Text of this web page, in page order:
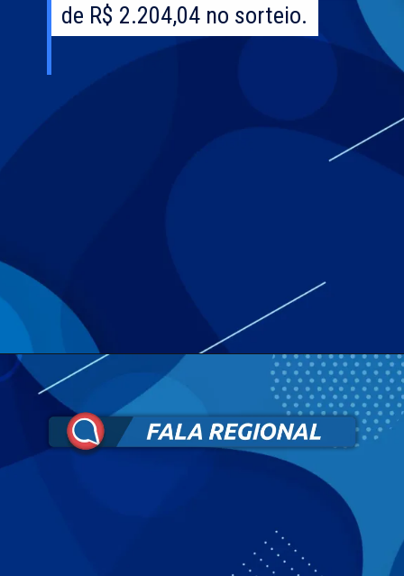
de R$ 2.204,04 no sorteio.
de R$ 2.204,04 no sorteio.